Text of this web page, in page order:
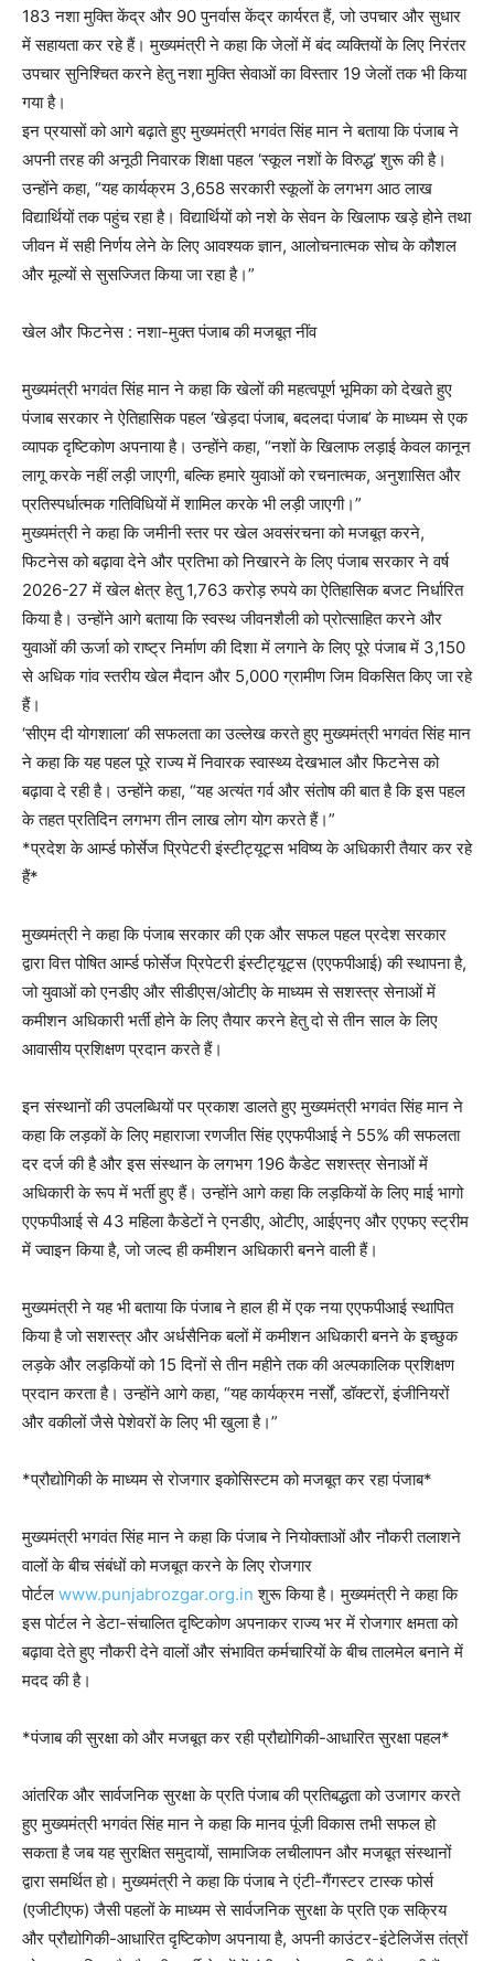
183 नशा मुक्ति केंद्र और 90 पुनर्वास केंद्र कार्यरत हैं, जो उपचार और सुधार
में सहायता कर रहे हैं। मुख्यमंत्री ने कहा कि जेलों में बंद व्यक्तियों के लिए निरंतर
उपचार सुनिश्चित करने हेतु नशा मुक्ति सेवाओं का विस्तार 19 जेलों तक भी किया
गया है।
इन प्रयासों को आगे बढ़ाते हुए मुख्यमंत्री भगवंत सिंह मान ने बताया कि पंजाब ने
अपनी तरह की अनूठी निवारक शिक्षा पहल ‘स्कूल नशों के विरुद्ध’ शुरू की है।
उन्होंने कहा, “यह कार्यक्रम 3,658 सरकारी स्कूलों के लगभग आठ लाख
विद्यार्थियों तक पहुंच रहा है। विद्यार्थियों को नशे के सेवन के खिलाफ खड़े होने तथा
जीवन में सही निर्णय लेने के लिए आवश्यक ज्ञान, आलोचनात्मक सोच के कौशल
और मूल्यों से सुसज्जित किया जा रहा है।”
खेल और फिटनेस : नशा-मुक्त पंजाब की मजबूत नींव
मुख्यमंत्री भगवंत सिंह मान ने कहा कि खेलों की महत्वपूर्ण भूमिका को देखते हुए
पंजाब सरकार ने ऐतिहासिक पहल ‘खेड़दा पंजाब, बदलदा पंजाब’ के माध्यम से एक
व्यापक दृष्टिकोण अपनाया है। उन्होंने कहा, “नशों के खिलाफ लड़ाई केवल कानून
लागू करके नहीं लड़ी जाएगी, बल्कि हमारे युवाओं को रचनात्मक, अनुशासित और
प्रतिस्पर्धात्मक गतिविधियों में शामिल करके भी लड़ी जाएगी।”
मुख्यमंत्री ने कहा कि जमीनी स्तर पर खेल अवसंरचना को मजबूत करने,
फिटनेस को बढ़ावा देने और प्रतिभा को निखारने के लिए पंजाब सरकार ने वर्ष
2026-27 में खेल क्षेत्र हेतु 1,763 करोड़ रुपये का ऐतिहासिक बजट निर्धारित
किया है। उन्होंने आगे बताया कि स्वस्थ जीवनशैली को प्रोत्साहित करने और
युवाओं की ऊर्जा को राष्ट्र निर्माण की दिशा में लगाने के लिए पूरे पंजाब में 3,150
से अधिक गांव स्तरीय खेल मैदान और 5,000 ग्रामीण जिम विकसित किए जा रहे
हैं।
‘सीएम दी योगशाला’ की सफलता का उल्लेख करते हुए मुख्यमंत्री भगवंत सिंह मान
ने कहा कि यह पहल पूरे राज्य में निवारक स्वास्थ्य देखभाल और फिटनेस को
बढ़ावा दे रही है। उन्होंने कहा, “यह अत्यंत गर्व और संतोष की बात है कि इस पहल
के तहत प्रतिदिन लगभग तीन लाख लोग योग करते हैं।”
*प्रदेश के आर्म्ड फोर्सेज प्रिपेटरी इंस्टीट्यूट्स भविष्य के अधिकारी तैयार कर रहे
हैं*
मुख्यमंत्री ने कहा कि पंजाब सरकार की एक और सफल पहल प्रदेश सरकार
द्वारा वित्त पोषित आर्म्ड फोर्सेज प्रिपेटरी इंस्टीट्यूट्स (एएफपीआई) की स्थापना है,
जो युवाओं को एनडीए और सीडीएस/ओटीए के माध्यम से सशस्त्र सेनाओं में
कमीशन अधिकारी भर्ती होने के लिए तैयार करने हेतु दो से तीन साल के लिए
आवासीय प्रशिक्षण प्रदान करते हैं।
इन संस्थानों की उपलब्धियों पर प्रकाश डालते हुए मुख्यमंत्री भगवंत सिंह मान ने
कहा कि लड़कों के लिए महाराजा रणजीत सिंह एएफपीआई ने 55% की सफलता
दर दर्ज की है और इस संस्थान के लगभग 196 कैडेट सशस्त्र सेनाओं में
अधिकारी के रूप में भर्ती हुए हैं। उन्होंने आगे कहा कि लड़कियों के लिए माई भागो
एएफपीआई से 43 महिला कैडेटों ने एनडीए, ओटीए, आईएनए और एएफए स्ट्रीम
में ज्वाइन किया है, जो जल्द ही कमीशन अधिकारी बनने वाली हैं।
मुख्यमंत्री ने यह भी बताया कि पंजाब ने हाल ही में एक नया एएफपीआई स्थापित
किया है जो सशस्त्र और अर्धसैनिक बलों में कमीशन अधिकारी बनने के इच्छुक
लड़के और लड़कियों को 15 दिनों से तीन महीने तक की अल्पकालिक प्रशिक्षण
प्रदान करता है। उन्होंने आगे कहा, “यह कार्यक्रम नर्सों, डॉक्टरों, इंजीनियरों
और वकीलों जैसे पेशेवरों के लिए भी खुला है।”
*प्रौद्योगिकी के माध्यम से रोजगार इकोसिस्टम को मजबूत कर रहा पंजाब*
मुख्यमंत्री भगवंत सिंह मान ने कहा कि पंजाब ने नियोक्ताओं और नौकरी तलाशने
वालों के बीच संबंधों को मजबूत करने के लिए रोजगार
पोर्टल www.punjabrozgar.org.in शुरू किया है। मुख्यमंत्री ने कहा कि
इस पोर्टल ने डेटा-संचालित दृष्टिकोण अपनाकर राज्य भर में रोजगार क्षमता को
बढ़ावा देते हुए नौकरी देने वालों और संभावित कर्मचारियों के बीच तालमेल बनाने में
मदद की है।
*पंजाब की सुरक्षा को और मजबूत कर रही प्रौद्योगिकी-आधारित सुरक्षा पहल*
आंतरिक और सार्वजनिक सुरक्षा के प्रति पंजाब की प्रतिबद्धता को उजागर करते
हुए मुख्यमंत्री भगवंत सिंह मान ने कहा कि मानव पूंजी विकास तभी सफल हो
सकता है जब यह सुरक्षित समुदायों, सामाजिक लचीलापन और मजबूत संस्थानों
द्वारा समर्थित हो। मुख्यमंत्री ने कहा कि पंजाब ने एंटी-गैंगस्टर टास्क फोर्स
(एजीटीएफ) जैसी पहलों के माध्यम से सार्वजनिक सुरक्षा के प्रति एक सक्रिय
और प्रौद्योगिकी-आधारित दृष्टिकोण अपनाया है, अपनी काउंटर-इंटेलिजेंस तंत्रों